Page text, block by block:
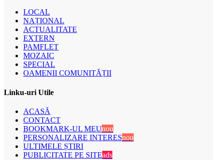
LOCAL
NAȚIONAL
ACTUALITATE
EXTERN
PAMFLET
MOZAIC
SPECIAL
OAMENII COMUNITĂȚII
Linku-uri Utile
ACASĂ
CONTACT
BOOKMARK-UL MEUnou
PERSONALIZARE INTERESnou
ULTIMELE ȘTIRI
PUBLICITATE PE SITEads